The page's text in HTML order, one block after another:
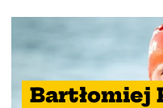
Bartłomiej